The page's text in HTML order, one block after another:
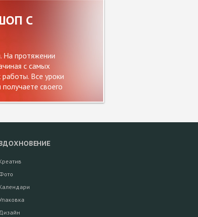
С
На протяжении
с самых
Все уроки
своего